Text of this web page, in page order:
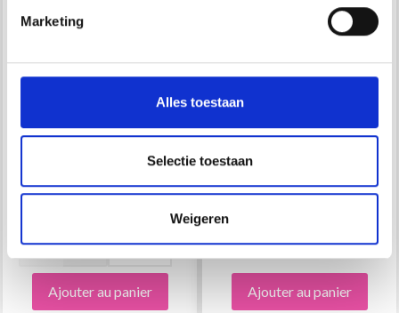
Marketing
Alles toestaan
Selectie toestaan
Weigeren
CISEAUX OR 11 X 5 CM
31/08/2026
Ajouter au panier
CISEAUX ARGENT 11 X
Ajouter au panier